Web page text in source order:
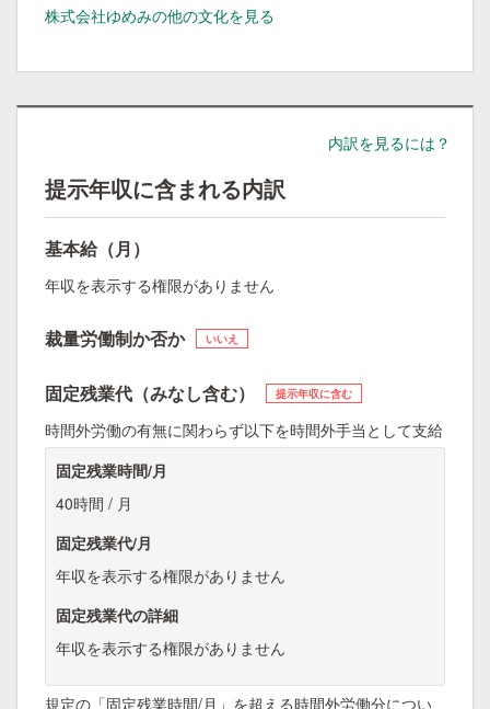
株式会社ゆめみの他の文化を見る
内訳を見るには？
提示年収に含まれる内訳
基本給（月）
年収を表示する権限がありません
裁量労働制か否か いいえ
固定残業代（みなし含む） 提示年収に含む
時間外労働の有無に関わらず以下を時間外手当として支給
固定残業時間/月
40時間 / 月
固定残業代/月
年収を表示する権限がありません
固定残業代の詳細
年収を表示する権限がありません
規定の「固定残業時間/月」を超える時間外労働分につい